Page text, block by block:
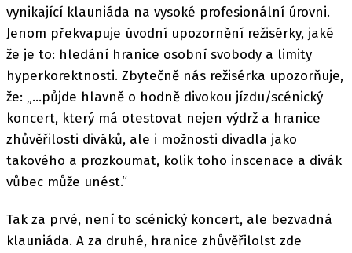
vynikající klauniáda na vysoké profesionální úrovni.
Jenom překvapuje úvodní upozornění režisérky, jaké
že je to: hledání hranice osobní svobody a limity
hyperkorektnosti. Zbytečně nás režisérka upozorňuje,
že: „…půjde hlavně o hodně divokou jízdu/scénický
koncert, který má otestovat nejen výdrž a hranice
zhůvěřilosti diváků, ale i možnosti divadla jako
takového a prozkoumat, kolik toho inscenace a divák
vůbec může unést.“
Tak za prvé, není to scénický koncert, ale bezvadná
klauniáda. A za druhé, hranice zhůvěřilolst zde